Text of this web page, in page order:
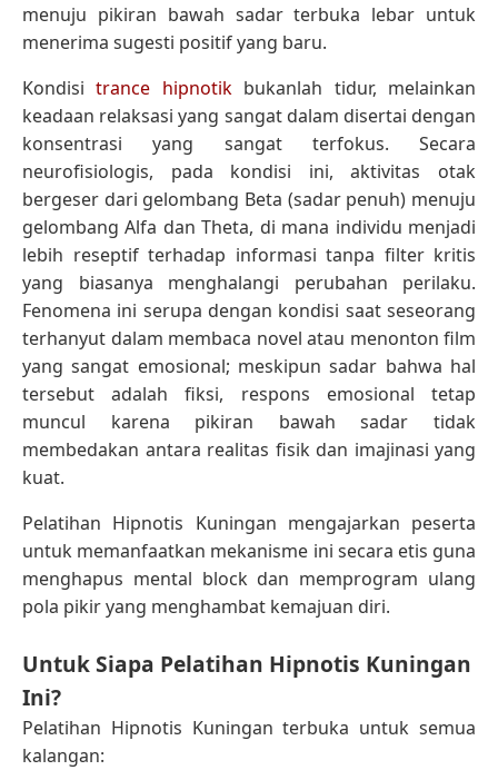
menuju pikiran bawah sadar terbuka lebar untuk
menerima sugesti positif yang baru.
Kondisitrance hipnotikbukanlah tidur, melainkan
keadaan relaksasi yang sangat dalam disertai dengan
konsentrasi yang sangat terfokus. Secara
neurofisiologis, pada kondisi ini, aktivitas otak
bergeser dari gelombang Beta (sadar penuh) menuju
gelombang Alfa dan Theta, di mana individu menjadi
lebih reseptif terhadap informasi tanpa filter kritis
yang biasanya menghalangi perubahan perilaku.
Fenomena ini serupa dengan kondisi saat seseorang
terhanyut dalam membaca novel atau menonton film
yang sangat emosional; meskipun sadar bahwa hal
tersebut adalah fiksi, respons emosional tetap
muncul karena pikiran bawah sadar tidak
membedakan antara realitas fisik dan imajinasi yang
kuat.
Pelatihan Hipnotis Kuningan mengajarkan peserta
untuk memanfaatkan mekanisme ini secara etis guna
menghapus mental block dan memprogram ulang
pola pikir yang menghambat kemajuan diri.
Untuk Siapa Pelatihan Hipnotis Kuningan
Ini?
Pelatihan Hipnotis Kuningan terbuka untuk semua
kalangan: